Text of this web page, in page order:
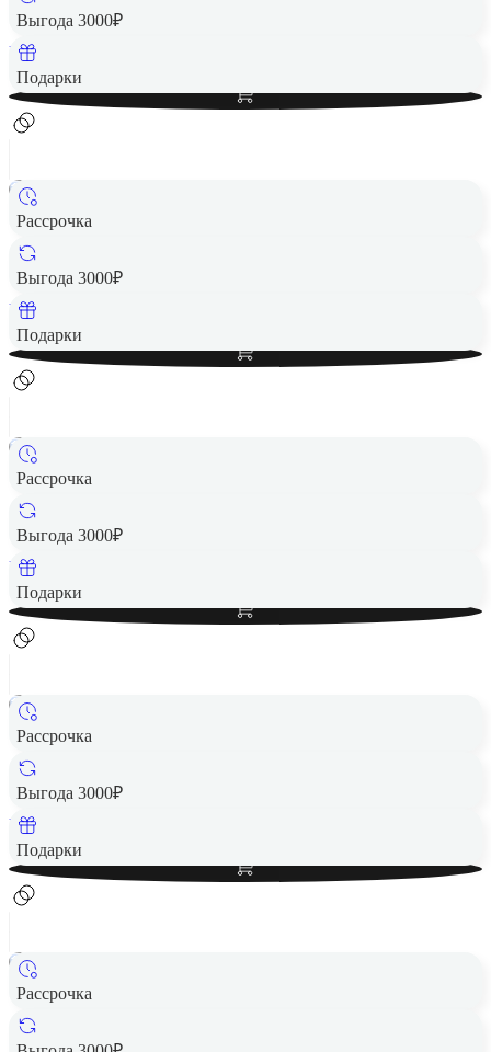
Выгода 3000₽
Подарки
2 490 ₽
Вернем до
Рассрочка
Выгода 3000₽
Подарки
2 490 ₽
Вернем до
Рассрочка
Выгода 3000₽
Подарки
2 490 ₽
Вернем до
Рассрочка
Выгода 3000₽
Подарки
Беспроводная акустика JBL GO 4 белый
2 490 ₽
Вернем до
Рассрочка
2 490 ₽